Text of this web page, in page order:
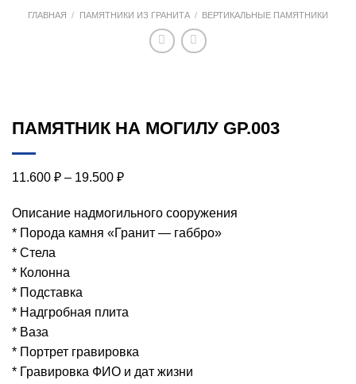
ГЛАВНАЯ / ПАМЯТНИКИ ИЗ ГРАНИТА / ВЕРТИКАЛЬНЫЕ ПАМЯТНИКИ
ПАМЯТНИК НА МОГИЛУ GP.003
11.600 ₽ – 19.500 ₽Диапазон
11.600 ₽
–
Описание надмогильного сооружения
* Порода камня «Гранит — габбро»
* Стела
* Колонна
* Подставка
* Надгробная плита
* Ваза
* Портрет гравировка
* Гравировка ФИО и дат жизни